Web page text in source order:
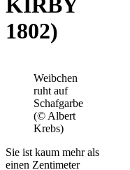
KIRBY
1802)
Weibchen
ruht auf
Schafgarbe
(© Albert
Krebs)
Sie ist kaum mehr als
einen Zentimeter